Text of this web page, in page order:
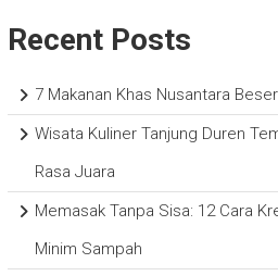
Recent Posts
7 Makanan Khas Nusantara
Wisata Kuliner Tanjung Duren
Rasa Juara
Memasak Tanpa Sisa: 12 Cara
Minim Sampah